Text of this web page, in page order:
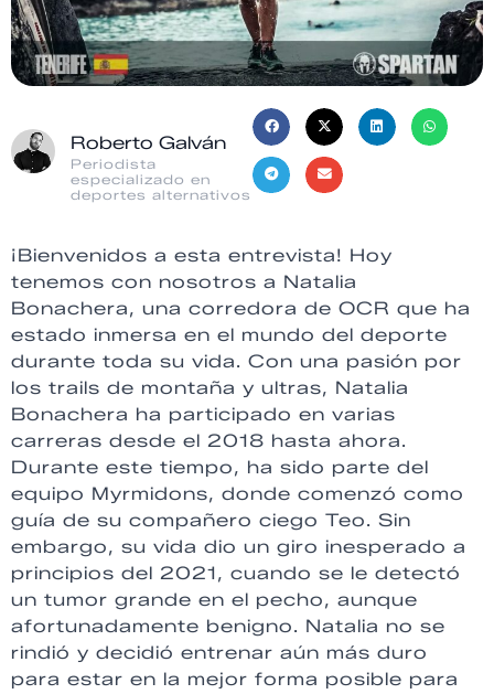
Roberto Galván
Periodista
especializado en
deportes alternativos
¡Bienvenidos a esta entrevista! Hoy
tenemos con nosotros a Natalia
Bonachera, una corredora de OCR que ha
estado inmersa en el mundo del deporte
durante toda su vida. Con una pasión por
los trails de montaña y ultras, Natalia
Bonachera ha participado en varias
carreras desde el 2018 hasta ahora.
Durante este tiempo, ha sido parte del
equipo Myrmidons, donde comenzó como
guía de su compañero ciego Teo. Sin
embargo, su vida dio un giro inesperado a
principios del 2021, cuando se le detectó
un tumor grande en el pecho, aunque
afortunadamente benigno. Natalia no se
rindió y decidió entrenar aún más duro
para estar en la mejor forma posible para